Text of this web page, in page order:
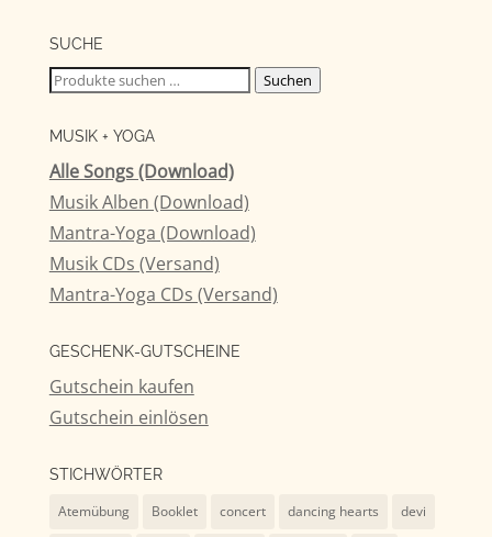
SUCHE
Suchen
Suchen
MUSIK + YOGA
Alle Songs (Download)
Musik Alben (Download)
Mantra-Yoga (Download)
Musik CDs (Versand)
Mantra-Yoga CDs (Versand)
GESCHENK-GUTSCHEINE
Gutschein kaufen
Gutschein einlösen
STICHWÖRTER
Atemübung Booklet concert dancing hearts devi